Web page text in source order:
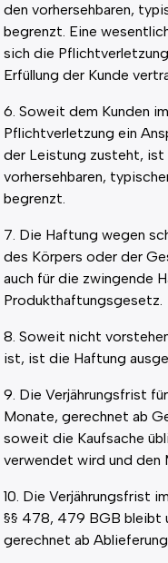
den vorhersehbaren,
begrenzt. Eine
sich die
Erfüllung der Kunde
6. Soweit dem Kunden
Pflichtverletzung ein
der Leistung zusteht, ist
vorhersehbaren,
begrenzt.
7. Die Haftung wegen
des Körpers oder der
auch für die zwingende
Produkthaftungsgesetz.
8. Soweit nicht
ist, ist die Haftung
9. Die Verjährungsfrist
Monate, gerechnet ab
soweit die Kaufsache
verwendet wird und den
10. Die Verjährungsfrist
§§ 478, 479 BGB bleibt
gerechnet ab